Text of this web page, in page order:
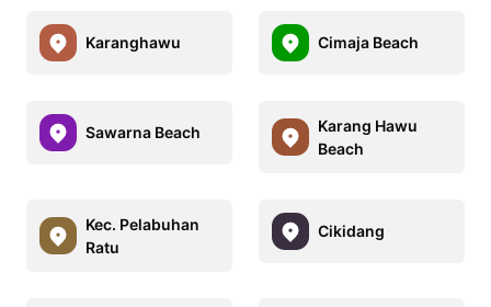
Karanghawu Cimaja Beach
Sawarna Beach
Karang Hawu
Beach
Kec. Pelabuhan
Ratu
Cikidang